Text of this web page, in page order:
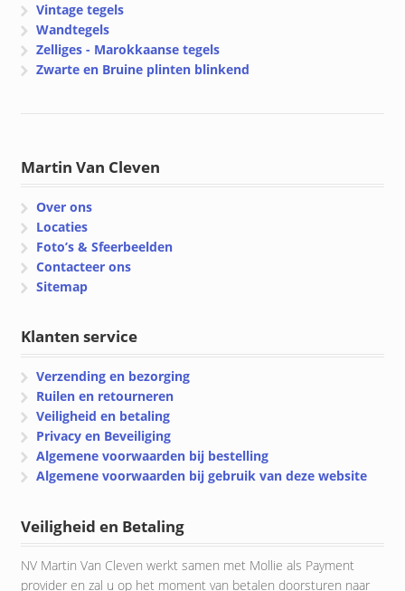
Vintage tegels
Wandtegels
Zelliges - Marokkaanse tegels
Zwarte en Bruine plinten blinkend
Martin Van Cleven
Over ons
Locaties
Foto’s & Sfeerbeelden
Contacteer ons
Sitemap
Klanten service
Verzending en bezorging
Ruilen en retourneren
Veiligheid en betaling
Privacy en Beveiliging
Algemene voorwaarden bij bestelling
Algemene voorwaarden bij gebruik van deze website
Veiligheid en Betaling
NV Martin Van Cleven werkt samen met Mollie als Payment
provider en zal u op het moment van betalen doorsturen naar